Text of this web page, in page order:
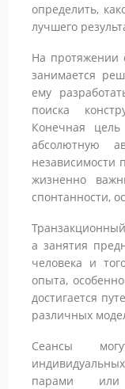
определить,
лучшего
На протяжении
занимается
ему
поиска
Конечная
абсолютную
независимости
жизненно
спонтанности,
а занятия
человека и
опыта,
достигается
различных
Сеансы
парами